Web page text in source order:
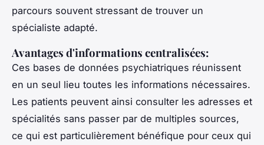
parcours souvent stressant de trouver un
spécialiste adapté.
Avantages d'informations centralisées:
Ces bases de données psychiatriques réunissent
en un seul lieu toutes les informations nécessaires.
Les patients peuvent ainsi consulter les adresses et
spécialités sans passer par de multiples sources,
ce qui est particulièrement bénéfique pour ceux qui